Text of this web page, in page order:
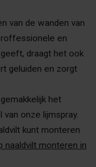
van de wanden van
en
draagt het ook
geluiden en zorgt
het
onze lijmspray.
kunt monteren
naaldvilt monteren in